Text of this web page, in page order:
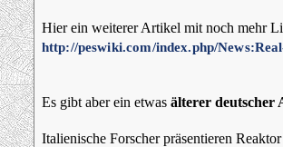
Hier ein weiterer Artikel mit noch mehr
http://peswiki.com/index.php/
Es gibt aber ein etwas älterer deutscher
Italienische Forscher präsentieren